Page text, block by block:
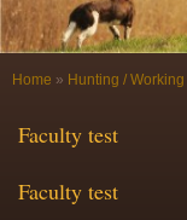
Home » Hunting /
Faculty test
Faculty test